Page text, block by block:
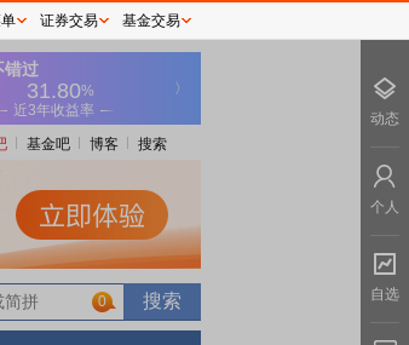
基金吧 博客 搜索
0
证券交易 基金交易
动态
个人
自选